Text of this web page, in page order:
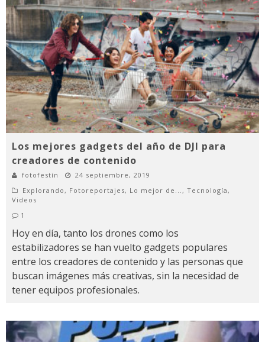
Los mejores gadgets del año de DJI para
creadores de contenido
fotofestín
24 septiembre, 2019
Explorando, Fotoreportajes, Lo mejor de..., Tecnología,
Videos
1
Hoy en día, tanto los drones como los
estabilizadores se han vuelto gadgets populares
entre los creadores de contenido y las personas que
buscan imágenes más creativas, sin la necesidad de
tener equipos profesionales.